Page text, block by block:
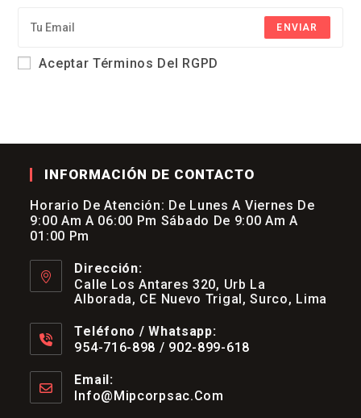
ENVIAR
Aceptar Términos Del RGPD
INFORMACIÓN DE CONTACTO
Horario De Atención: De Lunes A Viernes De
9:00 Am A 06:00 Pm Sábado De 9:00 Am A
01:00 Pm
Dirección:
Calle Los Antares 320, Urb La
Alborada, CE Nuevo Trigal, Surco, Lima
Teléfono / Whatsapp:
954-716-898 / 902-899-618
Abre
En
Tu
Email:
Info@mipcorpsac.com